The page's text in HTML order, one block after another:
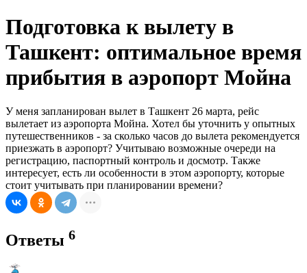
Подготовка к вылету в
Ташкент: оптимальное время
прибытия в аэропорт Мойна
У меня запланирован вылет в Ташкент 26 марта, рейс
вылетает из аэропорта Мойна. Хотел бы уточнить у опытных
путешественников - за сколько часов до вылета рекомендуется
приезжать в аэропорт? Учитываю возможные очереди на
регистрацию, паспортный контроль и досмотр. Также
интересует, есть ли особенности в этом аэропорту, которые
стоит учитывать при планировании времени?
Ответы 6